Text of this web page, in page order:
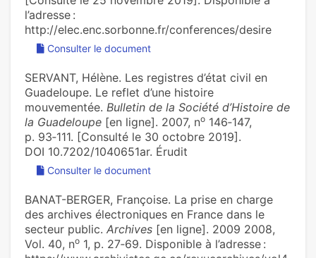
l’adresse :
http://elec.enc.sorbonne.fr/conferences/desire
Consulter le document
SERVANT, Hélène. Les registres d’état civil en
Guadeloupe. Le reflet d’une histoire
mouvementée. Bulletin de la Société d’Histoire de
la Guadeloupe [en ligne]. 2007, no 146‑147,
p. 93‑111. [Consulté le 30 octobre 2019].
DOI 10.7202/1040651ar. Érudit
Consulter le document
BANAT-BERGER, Françoise. La prise en charge
des archives électroniques en France dans le
secteur public. Archives [en ligne]. 2009 2008,
Vol. 40, no 1, p. 27‑69. Disponible à l’adresse :